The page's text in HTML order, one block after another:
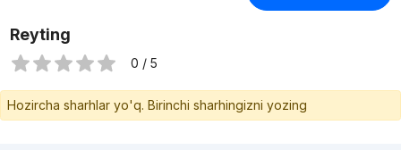
Reyting
0 / 5
Hozircha sharhlar yo'q. Birinchi sharhingizni yozing